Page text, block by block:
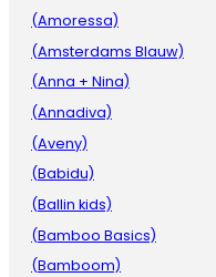
(Amoressa)
(Amsterdams Blauw)
(Anna + Nina)
(Annadiva)
(Aveny)
(Babidu)
(Ballin kids)
(Bamboo Basics)
(Bamboom)